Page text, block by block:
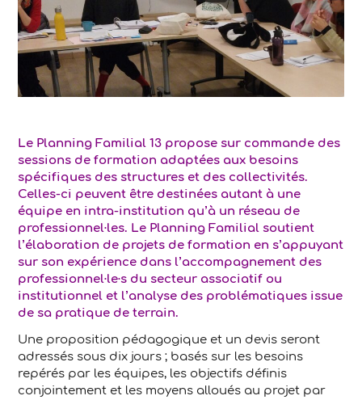
Le Planning Familial 13 propose sur commande des
sessions de formation adaptées aux besoins
spécifiques des structures et des collectivités.
Celles-ci peuvent être destinées autant à une
équipe en intra-institution qu’à un réseau de
professionnel·les. Le Planning Familial soutient
l’élaboration de projets de formation en s’appuyant
sur son expérience dans l’accompagnement des
professionnel·le·s du secteur associatif ou
institutionnel et l’analyse des problématiques issue
de sa pratique de terrain.
Une proposition pédagogique et un devis seront
adressés sous dix jours ; basés sur les besoins
repérés par les équipes, les objectifs définis
conjointement et les moyens alloués au projet par